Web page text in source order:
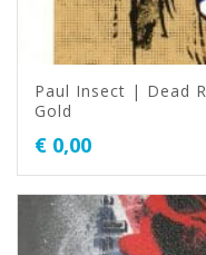
Paul Insect | Dead
Gold
€ 0,00